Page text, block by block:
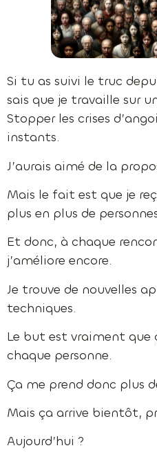
Si tu as suivi le truc
sais que je travaille sur
Stopper les crises
instants.
J’aurais aimé de la
Mais le fait est que je
plus en plus de
Et donc, à chaque
j’améliore encore.
Je trouve de nouvelles
techniques.
Le but est vraiment
chaque personne.
Ça me prend donc plus
Mais ça arrive bientôt,
Aujourd’hui ?